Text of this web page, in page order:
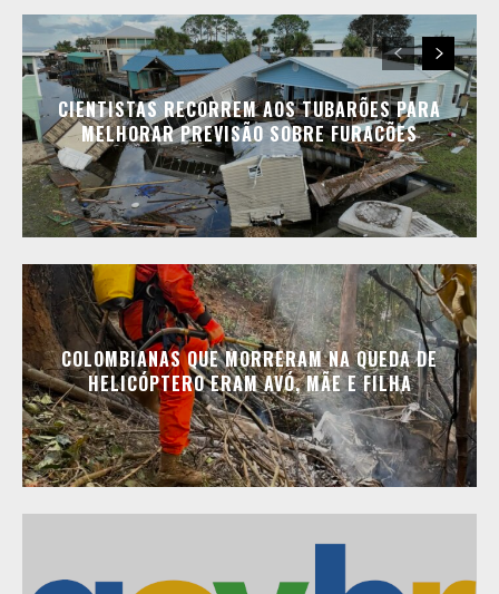
CIENTISTAS RECORREM AOS TUBARÕES PARA
MELHORAR PREVISÃO SOBRE FURACÕES
COLOMBIANAS QUE MORRERAM NA QUEDA DE
HELICÓPTERO ERAM AVÓ, MÃE E FILHA